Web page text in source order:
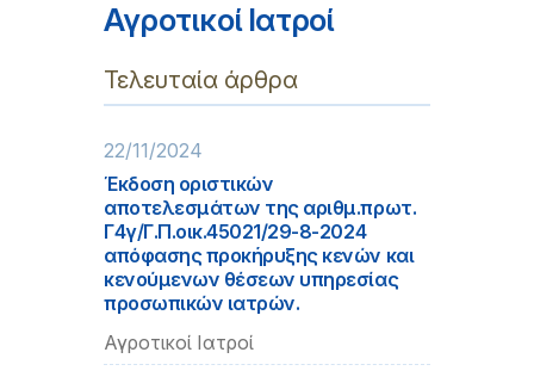
Αγροτικοί Ιατροί
Τελευταία άρθρα
22/11/2024
Έκδοση οριστικών
αποτελεσμάτων της αριθμ.πρωτ.
Γ4γ/Γ.Π.οικ.45021/29-8-2024
απόφασης προκήρυξης κενών και
κενούμενων θέσεων υπηρεσίας
προσωπικών ιατρών.
Αγροτικοί Ιατροί